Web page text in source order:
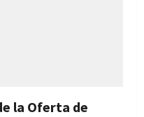
la Oferta de